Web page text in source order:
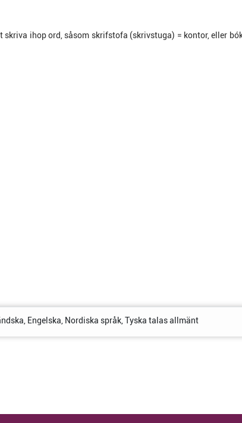
skriva ihop ord, såsom skrifstofa (skrivstuga) = kontor, eller
Engelska, Nordiska språk, Tyska talas allmänt